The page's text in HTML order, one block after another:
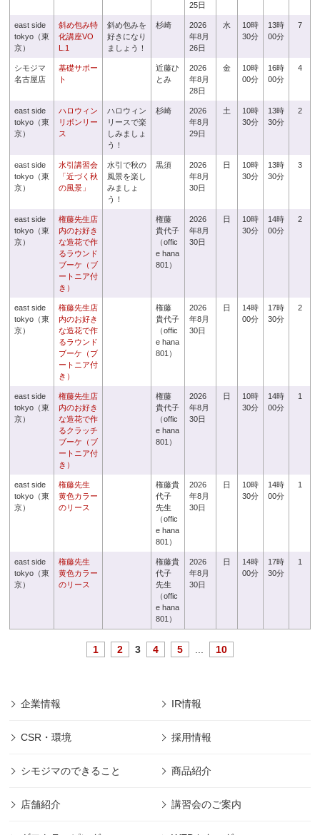
25日
east side
tokyo（東
京）
斜め包み特
化講座VO
L.1
斜め包みを
好きになり
ましょう！
杉崎
2026
年8月
26日
水
10時
30分
13時
00分
7
シモジマ
名古屋店
基礎サポー
ト
近藤ひ
とみ
2026
年8月
28日
金
10時
00分
16時
00分
4
east side
tokyo（東
京）
ハロウィン
リボンリー
ス
ハロウィン
リースで楽
しみましょ
う！
杉崎
2026
年8月
29日
土
10時
30分
13時
30分
2
east side
tokyo（東
京）
水引講習会
「近づく秋
の風景」
水引で秋の
風景を楽し
みましょ
う！
黒須
2026
年8月
30日
日
10時
30分
13時
30分
3
east side
tokyo（東
京）
権藤先生店
内のお好き
な造花で作
るラウンド
ブーケ（ブ
ートニア付
き）
権藤
貴代子
（offic
e hana
801）
2026
年8月
30日
日
10時
30分
14時
00分
2
east side
tokyo（東
京）
権藤先生店
内のお好き
な造花で作
るラウンド
ブーケ（ブ
ートニア付
き）
権藤
貴代子
（offic
e hana
801）
2026
年8月
30日
日
14時
00分
17時
30分
2
east side
tokyo（東
京）
権藤先生店
内のお好き
な造花で作
るクラッチ
ブーケ（ブ
ートニア付
き）
権藤
貴代子
（offic
e hana
801）
2026
年8月
30日
日
10時
30分
14時
00分
1
east side
tokyo（東
京）
権藤先生
黄色カラー
のリース
権藤貴
代子
先生
（offic
e hana
801）
2026
年8月
30日
日
10時
30分
14時
00分
1
east side
tokyo（東
京）
権藤先生
黄色カラー
のリース
権藤貴
代子
先生
（offic
e hana
801）
2026
年8月
30日
日
14時
00分
17時
30分
1
1 2 3 4 5 10
企業情報 IR情報
CSR・環境 採用情報
シモジマのできること 商品紹介
店舗紹介 講習会のご案内